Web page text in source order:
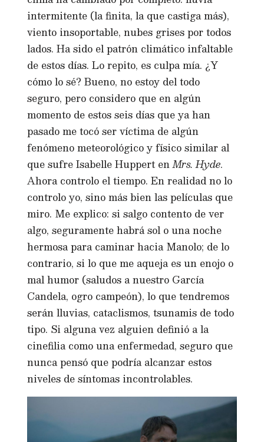
intermitente (la finita, la que castiga más),
viento insoportable, nubes grises por todos
lados. Ha sido el patrón climático infaltable
de estos días. Lo repito, es culpa mía. ¿Y
cómo lo sé? Bueno, no estoy del todo
seguro, pero considero que en algún
momento de estos seis días que ya han
pasado me tocó ser víctima de algún
fenómeno meteorológico y físico similar al
que sufre Isabelle Huppert enMrs. Hyde.
Ahora controlo el tiempo. En realidad no lo
controlo yo, sino más bien las películas que
miro. Me explico: si salgo contento de ver
algo, seguramente habrá sol o una noche
hermosa para caminar hacia Manolo; de lo
contrario, si lo que me aqueja es un enojo o
mal humor (saludos a nuestro García
Candela, ogro campeón), lo que tendremos
serán lluvias, cataclismos, tsunamis de todo
tipo. Si alguna vez alguien definió a la
cinefilia como una enfermedad, seguro que
nunca pensó que podría alcanzar estos
niveles de síntomas incontrolables.